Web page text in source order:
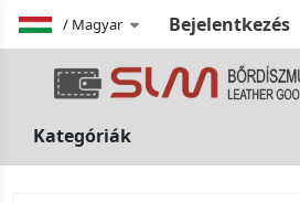
/ Magyar Bejelentkezés
Kategóriák